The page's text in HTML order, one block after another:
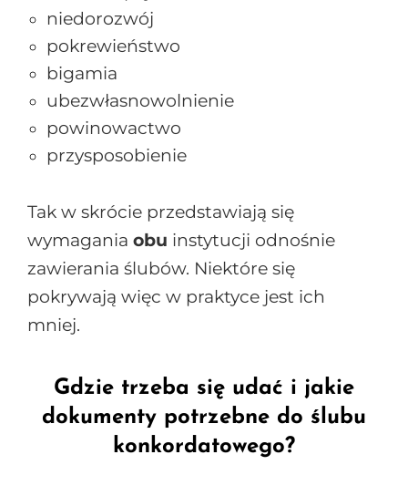
niedorozwój
pokrewieństwo
bigamia
ubezwłasnowolnienie
powinowactwo
przysposobienie
Tak w skrócie przedstawiają się
wymagania obu instytucji odnośnie
zawierania ślubów. Niektóre się
pokrywają więc w praktyce jest ich
mniej.
Gdzie trzeba się udać i jakie
dokumenty potrzebne do ślubu
konkordatowego?